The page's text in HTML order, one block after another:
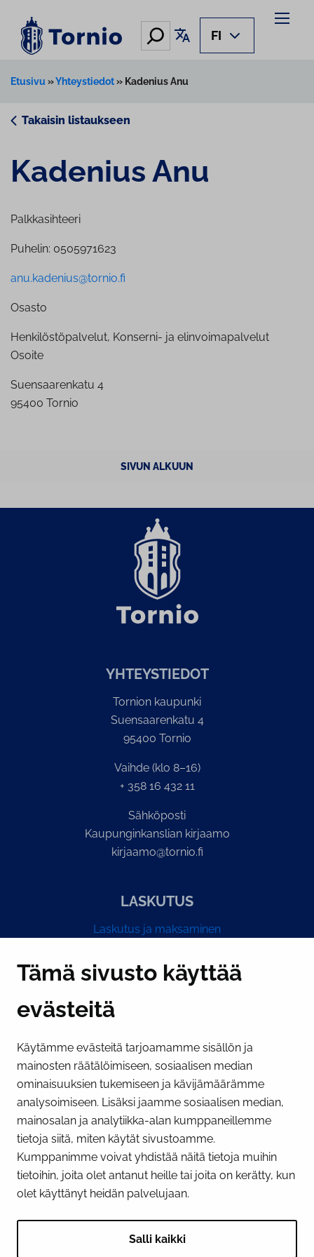
Tämä sivusto käyttää
evästeitä
Käytämme evästeitä tarjoamamme sisällön ja
mainosten räätälöimiseen, sosiaalisen median
ominaisuuksien tukemiseen ja kävijämäärämme
analysoimiseen. Lisäksi jaamme sosiaalisen median,
mainosalan ja analytiikka-alan kumppaneillemme
tietoja siitä, miten käytät sivustoamme.
Kumppanimme voivat yhdistää näitä tietoja muihin
tietoihin, joita olet antanut heille tai joita on kerätty, kun
olet käyttänyt heidän palvelujaan.
Salli kaikki
sisältöön
Hae Käännä sivu
FI
Etusivu »Yhteystiedot» Kadenius Anu
Takaisin listaukseen
Kadenius Anu
Palkkasihteeri
Puhelin: 0505971623
anu.kadenius@tornio.fi
Osasto
Henkilöstöpalvelut, Konserni- ja elinvoimapalvelut
Osoite
Suensaarenkatu 4
95400 Tornio
SIVUN ALKUUN
YH­TEYS­TIE­DOT
Tornion kaupunki
Suensaarenkatu 4
95400 Tornio
Vaihde (klo 8–16)
+ 358 16 432 11
Sähköposti
Kaupunginkanslian kirjaamo
kirjaamo@tornio.fi
LASKUTUS
Laskutus ja maksaminen
PI­KA­LINK­KE­JÄ
Näytä evästeasetukseni
SOSIAALINEN MEDIA
Facebook InstagramYouTube